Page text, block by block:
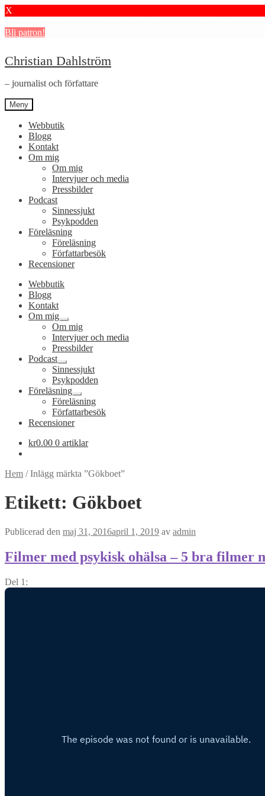
X
Bli patron!
Hoppa
till
navigering
Hoppa
till
innehåll
Christian Dahlström
– journalist och författare
Meny
Webbutik
Blogg
Kontakt
Om mig
Om mig
Intervjuer och media
Pressbilder
Podcast
Sinnessjukt
Psykpodden
Föreläsning
Föreläsning
Författarbesök
Recensioner
Webbutik
Blogg
Kontakt
Om mig
Expandera
undermeny
Om mig
Intervjuer och media
Pressbilder
Podcast
Expandera
undermeny
Sinnessjukt
Psykpodden
Föreläsning
Expandera
undermeny
Föreläsning
Författarbesök
Recensioner
kr0.00 0 artiklar
Hem /Inlägg märkta ”Gökboet”
Etikett: Gökboet
Publicerad den maj 31, 2016april 1, 2019 av admin
Filmer med psykisk ohälsa – 5 bra filmer
Del 1: